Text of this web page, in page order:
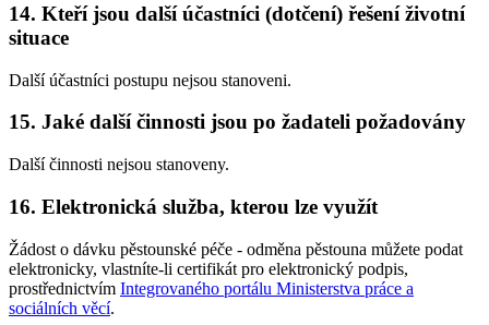
14. Kteří jsou další účastníci (dotčení) řešení životní
situace
Další účastníci postupu nejsou stanoveni.
15. Jaké další činnosti jsou po žadateli požadovány
Další činnosti nejsou stanoveny.
16. Elektronická služba, kterou lze využít
Žádost o dávku pěstounské péče - odměna pěstouna můžete podat
elektronicky, vlastníte-li certifikát pro elektronický podpis,
prostřednictvím Integrovaného portálu Ministerstva práce a
sociálních věcí.